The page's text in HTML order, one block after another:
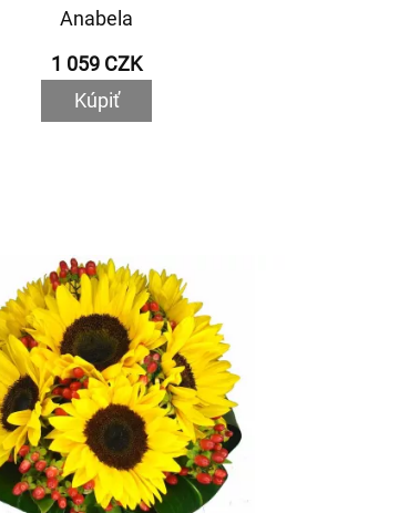
Anabela
1 059 CZK
Kúpiť